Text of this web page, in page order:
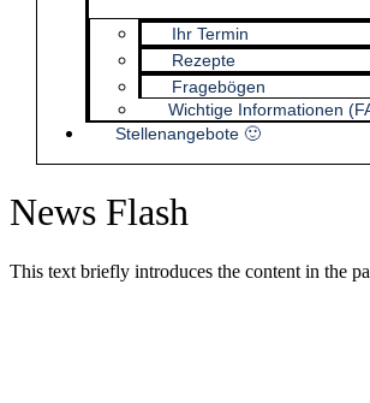
Ihr Termin
Rezepte
Fragebögen
Wichtige Informationen
Stellenangebote 🙂
News Flash
This text briefly introduces the content in the